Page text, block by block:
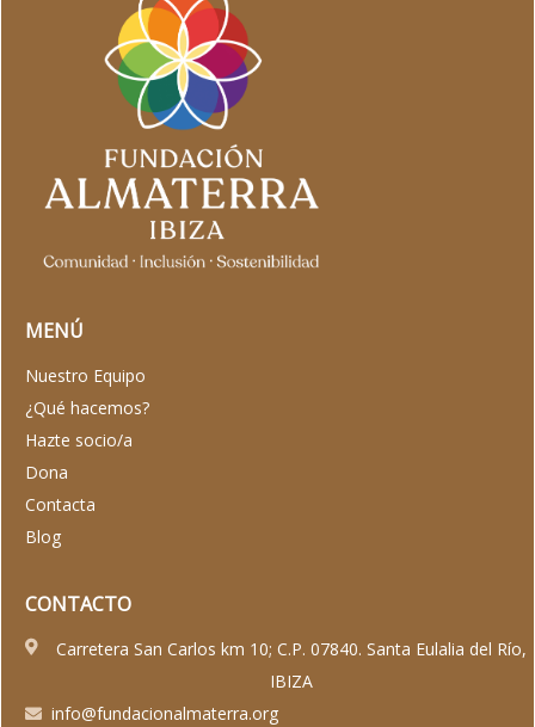
MENÚ
Nuestro Equipo
¿Qué hacemos?
Hazte socio/a
Dona
Contacta
Blog
CONTACTO
Carretera San Carlos km 10; C.P. 07840. Santa Eulalia del Río,
IBIZA
info@fundacionalmaterra.org